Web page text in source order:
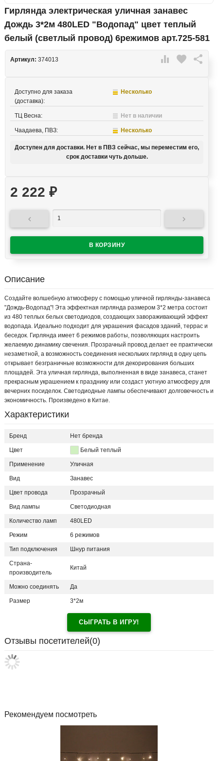
Гирлянда электрическая уличная занавес
Дождь 3*2м 480LED "Водопад" цвет теплый
белый (светлый провод) 6режимов арт.725-581
 favorite 
Артикул: 374013
Доступно для заказа
(доставка):
Несколько
ТЦ Весна: Нет в наличии
Чаадаева, ПВЗ: Несколько
Доступен для доставки. Нет в ПВЗ сейчас, мы переместим его,
срок доставки чуть дольше.
2 222 ₽
 
Описание
Создайте волшебную атмосферу с помощью уличной гирлянды-занавеса
"Дождь-Водопад"! Эта эффектная гирлянда размером 3*2 метра состоит
из 480 теплых белых светодиодов, создающих завораживающий эффект
водопада. Идеально подходит для украшения фасадов зданий, террас и
беседок. Гирлянда имеет 6 режимов работы, позволяющих настроить
желаемую динамику свечения. Прозрачный провод делает ее практически
незаметной, а возможность соединения нескольких гирлянд в одну цепь
открывает безграничные возможности для декорирования больших
площадей. Эта уличная гирлянда, выполненная в виде занавеса, станет
прекрасным украшением к празднику или создаст уютную атмосферу для
вечерних посиделок. Светодиодные лампы обеспечивают долговечность и
экономичность. Произведено в Китае.
Характеристики
Бренд Нет бренда
Цвет Белый теплый
Применение Уличная
Вид Занавес
Цвет провода Прозрачный
Вид лампы Светодиодная
Количество ламп 480LED
Режим 6 режимов
Тип подключения Шнур питания
Страна-
производитель
Китай
Можно соединять Да
Размер 3*2м
СЫГРАТЬ В ИГРУ!
Отзывы посетителей(0)
Рекомендуем посмотреть